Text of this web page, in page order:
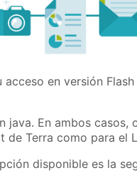
acceso en versión
java. En ambos
de Terra como para el
disponible es la